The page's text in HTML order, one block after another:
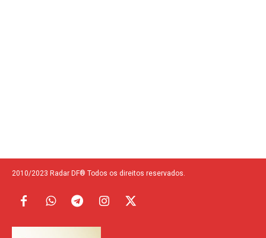
2010/2023 Radar DF® Todos os direitos reservados.